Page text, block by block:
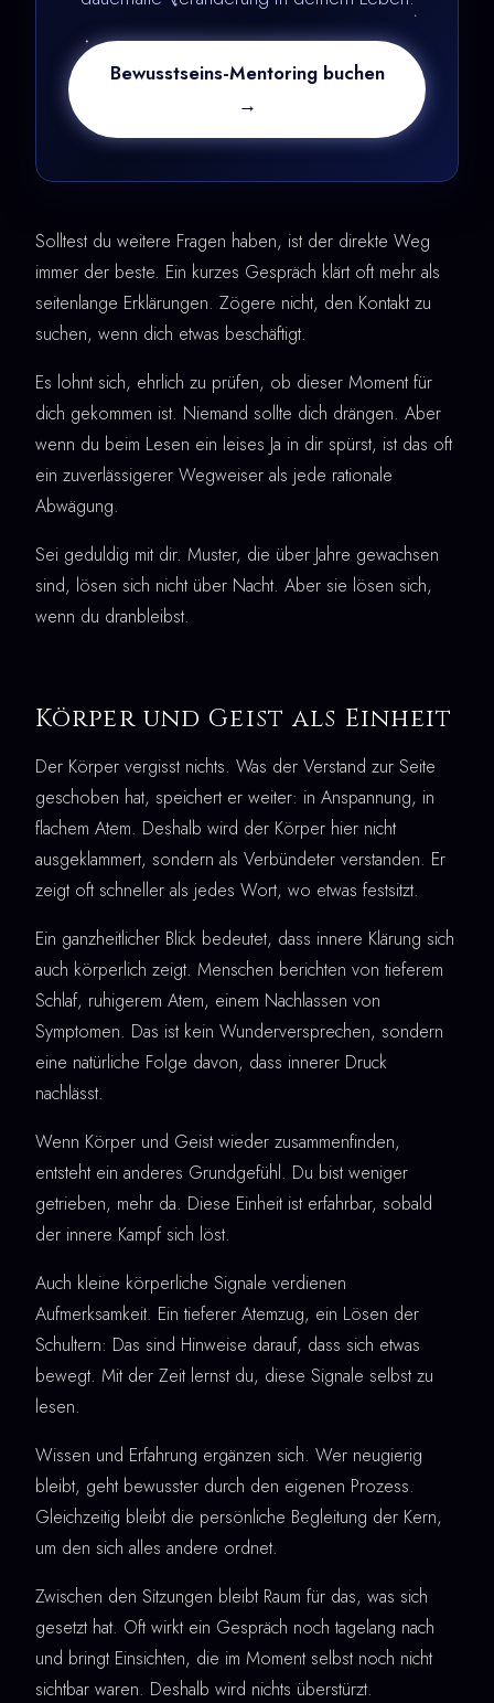
Bewusstseins-Mentoring buchen
→
Solltest du weitere Fragen haben, ist der direkte Weg
immer der beste. Ein kurzes Gespräch klärt oft mehr als
seitenlange Erklärungen. Zögere nicht, den Kontakt zu
suchen, wenn dich etwas beschäftigt.
Es lohnt sich, ehrlich zu prüfen, ob dieser Moment für
dich gekommen ist. Niemand sollte dich drängen. Aber
wenn du beim Lesen ein leises Ja in dir spürst, ist das oft
ein zuverlässigerer Wegweiser als jede rationale
Abwägung.
Sei geduldig mit dir. Muster, die über Jahre gewachsen
sind, lösen sich nicht über Nacht. Aber sie lösen sich,
wenn du dranbleibst.
Körper und Geist als Einheit
Der Körper vergisst nichts. Was der Verstand zur Seite
geschoben hat, speichert er weiter: in Anspannung, in
flachem Atem. Deshalb wird der Körper hier nicht
ausgeklammert, sondern als Verbündeter verstanden. Er
zeigt oft schneller als jedes Wort, wo etwas festsitzt.
Ein ganzheitlicher Blick bedeutet, dass innere Klärung sich
auch körperlich zeigt. Menschen berichten von tieferem
Schlaf, ruhigerem Atem, einem Nachlassen von
Symptomen. Das ist kein Wunderversprechen, sondern
eine natürliche Folge davon, dass innerer Druck
nachlässt.
Wenn Körper und Geist wieder zusammenfinden,
entsteht ein anderes Grundgefühl. Du bist weniger
getrieben, mehr da. Diese Einheit ist erfahrbar, sobald
der innere Kampf sich löst.
Auch kleine körperliche Signale verdienen
Aufmerksamkeit. Ein tieferer Atemzug, ein Lösen der
Schultern: Das sind Hinweise darauf, dass sich etwas
bewegt. Mit der Zeit lernst du, diese Signale selbst zu
lesen.
Wissen und Erfahrung ergänzen sich. Wer neugierig
bleibt, geht bewusster durch den eigenen Prozess.
Gleichzeitig bleibt die persönliche Begleitung der Kern,
um den sich alles andere ordnet.
Zwischen den Sitzungen bleibt Raum für das, was sich
gesetzt hat. Oft wirkt ein Gespräch noch tagelang nach
und bringt Einsichten, die im Moment selbst noch nicht
sichtbar waren. Deshalb wird nichts überstürzt.